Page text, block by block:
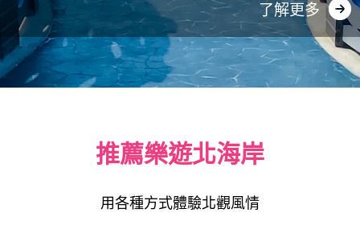
了解更多
推薦樂遊北海岸
用各種方式體驗北觀風情